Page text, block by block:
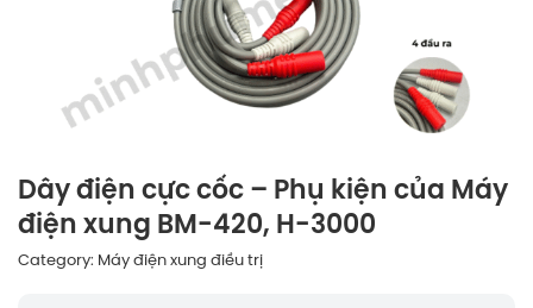
Dây điện cực cốc – Phụ kiện của Máy
điện xung BM-420, H-3000
Category: Máy điện xung điều trị